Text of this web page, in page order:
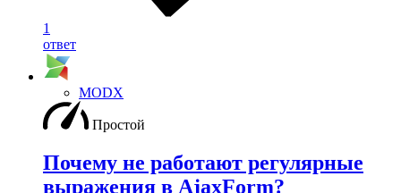
1
ответ
MODX
Простой
Почему не работают регулярные
выражения в AjaxForm?